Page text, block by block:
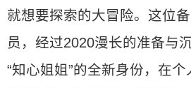
就想要探索的大冒险。这位
员，经过2020漫长的准备与
“知心姐姐”的全新身份，在